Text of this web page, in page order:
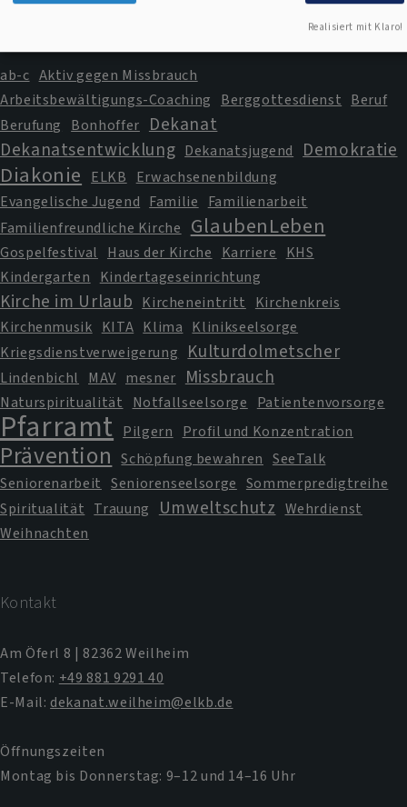
ab-c Aktiv gegen Missbrauch
Arbeitsbewältigungs-Coaching
Berggottesdienst Beruf
Berufung
Bonhoffer
Dekanat
Dekanatsentwicklung Dekanatsjugend Demokratie
Diakonie ELKB
Erwachsenenbildung
Evangelische Jugend Familie
Familienarbeit
Familienfreundliche Kirche
GlaubenLeben
Gospelfestival Haus der Kirche Karriere
KHS
Kindergarten
Kindertageseinrichtung
Kirche im Urlaub Kircheneintritt
Kirchenkreis
Kirchenmusik KITA Klima Klinikseelsorge
Kriegsdienstverweigerung
Kulturdolmetscher
Lindenbichl MAV mesner Missbrauch
Naturspiritualität Notfallseelsorge Patientenvorsorge
Pfarramt Pilgern Profil und Konzentration
Prävention Schöpfung bewahren SeeTalk
Seniorenarbeit Seniorenseelsorge Sommerpredigtreihe
Spiritualität Trauung Umweltschutz Wehrdienst
Weihnachten
Kontakt
Am Öferl 8 | 82362 Weilheim
Telefon: +49 881 9291 40
E-Mail: dekanat.weilheim@elkb.de
Öffnungszeiten
Montag bis Donnerstag: 9–12 und 14–16 Uhr
Realisiert mit Klaro!